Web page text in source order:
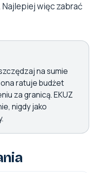
Najlepiej więc zabrać
na sumie
ratuje budżet
za granicą. EKUZ
nigdy jako